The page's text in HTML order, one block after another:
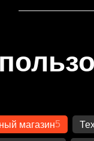
магазин5